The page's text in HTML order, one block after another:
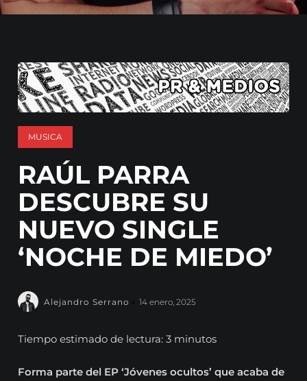
MUSICA
RAÚL PARRA
DESCUBRE SU
NUEVO SINGLE
‘NOCHE DE MIEDO’
Alejandro Serrano 14 enero, 2025
Tiempo estimado de lectura: 3 minutos
Forma parte del EP ‘Jóvenes ocultos’ que acaba de